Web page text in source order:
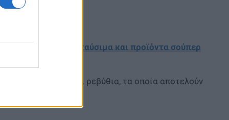
κέρδους σε καύσιμα και προϊόντα σούπερ
φακές, φασόλια και ρεβύθια, τα οποία αποτελούν